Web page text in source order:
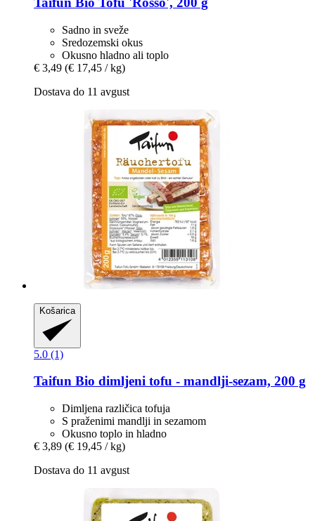
Sadno in sveže
Sredozemski okus
Okusno hladno ali toplo
€ 3,49 (€ 17,45 / kg)
Dostava do 11 avgust
Košarica
5.0 (1)
Taifun Bio dimljeni tofu -​ mandlji-​sezam, 200 g
Dimljena različica tofuja
S praženimi mandlji in sezamom
Okusno toplo in hladno
€ 3,89 (€ 19,45 / kg)
Dostava do 11 avgust